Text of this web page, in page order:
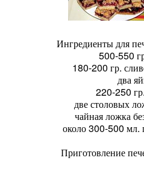
Ингредиенты для
500-550
180-200 гр.
два
220-250
две столовых
чайная ложка
около 300-500 мл.
Приготовление